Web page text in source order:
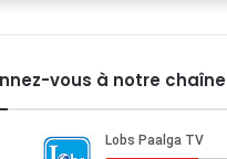
vous à notre chaîne